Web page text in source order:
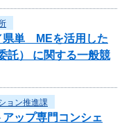
県単 MEを活用した
託） に関する一般競
ョン推進課
アップ専門コンシェ